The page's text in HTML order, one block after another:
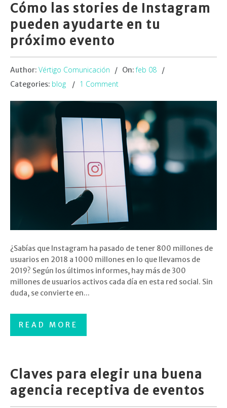
Cómo las stories de Instagram
pueden ayudarte en tu
próximo evento
Author: Vértigo Comunicación On:feb 08
Categories: blog 1 Comment
¿Sabías que Instagram ha pasado de tener 800 millones de
usuarios en 2018 a 1000 millones en lo que llevamos de
2019? Según los últimos informes, hay más de 300
millones de usuarios activos cada día en esta red social. Sin
duda, se convierte en...
READ MORE
Claves para elegir una buena
agencia receptiva de eventos